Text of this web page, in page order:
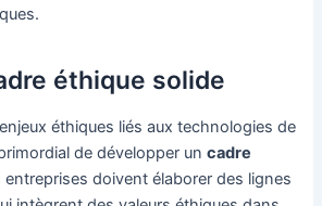
éthique solide
éthiques liés aux technologies de
de développer uncadre
entreprises doivent élaborer des lignes